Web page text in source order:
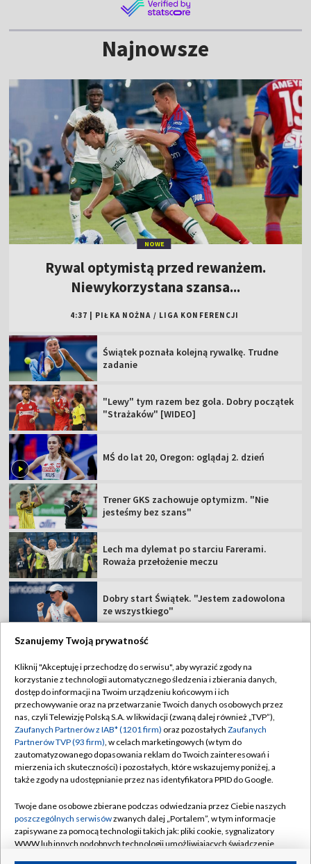
Najnowsze
NOWE
Rywal optymistą przed rewanżem.
Niewykorzystana szansa...
4:37 PIŁKA NOŻNA / LIGA KONFERENCJI
Świątek poznała kolejną rywalkę. Trudne
zadanie
"Lewy" tym razem bez gola. Dobry początek
"Strażaków" [WIDEO]
MŚ do lat 20, Oregon: oglądaj 2. dzień
Trener GKS zachowuje optymizm. "Nie
jesteśmy bez szans"
Lech ma dylemat po starciu Farerami.
Roważa przełożenie meczu
Dobry start Świątek. "Jestem zadowolona
ze wszystkiego"
TVP
Abonament TVP
Sklep TVP
Biuro Reklamy
Oferta Handlowa
Emisja w TVP
Rada Programowa
Regulamin TVP
Polityka prywatności
Moje zgody
Biuro reklamy
Kanały
Szanujemy Twoją prywatność
Kliknij "Akceptuję i przechodzę do serwisu", aby wyrazić zgody na
korzystanie z technologii automatycznego śledzenia i zbierania danych,
dostęp do informacji na Twoim urządzeniu końcowym i ich
przechowywanie oraz na przetwarzanie Twoich danych osobowych przez
nas, czyli Telewizję Polską S.A. w likwidacji (zwaną dalej również „TVP”),
Zaufanych Partnerów z IAB* (1201 firm) oraz pozostałych Zaufanych
Partnerów TVP (93 firm), w celach marketingowych (w tym do
zautomatyzowanego dopasowania reklam do Twoich zainteresowań i
mierzenia ich skuteczności) i pozostałych, które wskazujemy poniżej, a
także zgody na udostępnianie przez nas identyfikatora PPID do Google.
Twoje dane osobowe zbierane podczas odwiedzania przez Ciebie naszych
poszczególnych serwisówzwanych dalej „Portalem”, w tym informacje
zapisywane za pomocą technologii takich jak: pliki cookie, sygnalizatory
WWW lub innych podobnych technologii umożliwiających świadczenie